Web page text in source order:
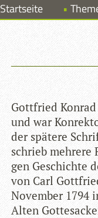
Startseite
Gott­fried
und war
der spä­tere
schrieb
gen Geschichte
von Carl
Novem­ber 1794
Alten